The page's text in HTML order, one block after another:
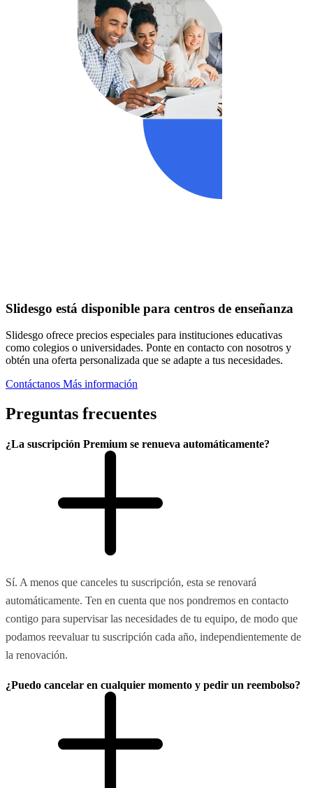
Slidesgo está disponible para centros de enseñanza
Slidesgo ofrece precios especiales para instituciones educativas
como colegios o universidades. Ponte en contacto con nosotros y
obtén una oferta personalizada que se adapte a tus necesidades.
Contáctanos Más información
Preguntas frecuentes
¿La suscripción Premium se renueva automáticamente?
Sí. A menos que canceles tu suscripción, esta se renovará
automáticamente. Ten en cuenta que nos pondremos en contacto
contigo para supervisar las necesidades de tu equipo, de modo que
podamos reevaluar tu suscripción cada año, independientemente de
la renovación.
¿Puedo cancelar en cualquier momento y pedir un reembolso?